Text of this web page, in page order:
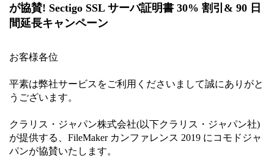
が協賛! Sectigo SSL サーバ証明書 30% 割引& 90 日
間延長キャンペーン
お客様各位
平素は弊社サービスをご利用くださいまして誠にありがと
うございます。
クラリス・ジャパン株式会社(以下クラリス・ジャパン社)
が提供する、FileMaker カンファレンス 2019 にコモドジャ
パンが協賛いたします。